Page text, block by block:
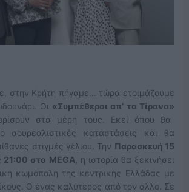
στην Κρήτη πήγαμε… τώρα ετοιμάζουμε
Οι «Συμπέθεροι απ’ τα Τίρανα»
στα μέρη τους. Εκεί όπου θα
σουρεαλιστικές καταστάσεις και θα
στιγμές γέλιου. Την Παρασκευή 15
21:00 στο MEGA , η ιστορία θα ξεκινήσει
κωμόπολη της κεντρικής Ελλάδας με
Ο ένας καλύτερος από τον άλλο. Σε